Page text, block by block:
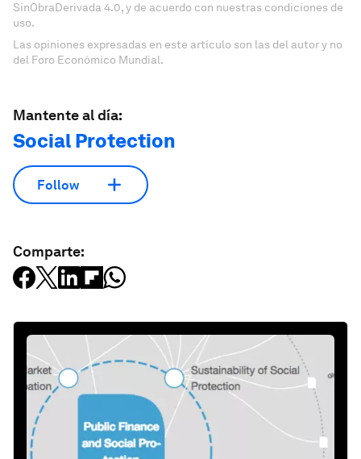
SinObraDerivada 4.0, y de acuerdo con nuestras condiciones de
uso.
Las opiniones expresadas en este artículo son las del autor y no
del Foro Económico Mundial.
Mantente al día:
Social Protection
Follow
Comparte: